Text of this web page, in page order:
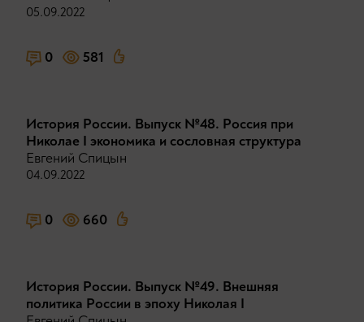
05.09.2022
0 581
История России. Выпуск №48. Россия при
Николае I экономика и сословная структура
Евгений Спицын
04.09.2022
0 660
История России. Выпуск №49. Внешняя
политика России в эпоху Николая I